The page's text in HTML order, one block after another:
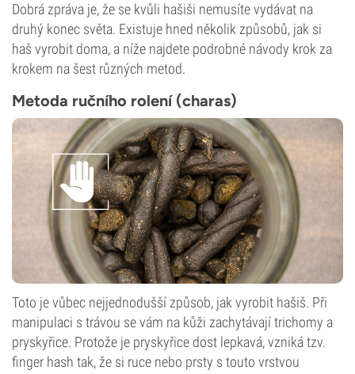
Dobrá zpráva je, že se kvůli hašiši nemusíte vydávat na
druhý konec světa. Existuje hned několik způsobů, jak si
haš vyrobit doma, a níže najdete podrobné návody krok za
krokem na šest různých metod.
Metoda ručního rolení (charas)
Toto je vůbec nejjednodušší způsob, jak vyrobit hašiš. Při
manipulaci s trávou se vám na kůži zachytávají trichomy a
pryskyřice. Protože je pryskyřice dost lepkavá, vzniká tzv.
finger hash tak, že si ruce nebo prsty s touto vrstvou